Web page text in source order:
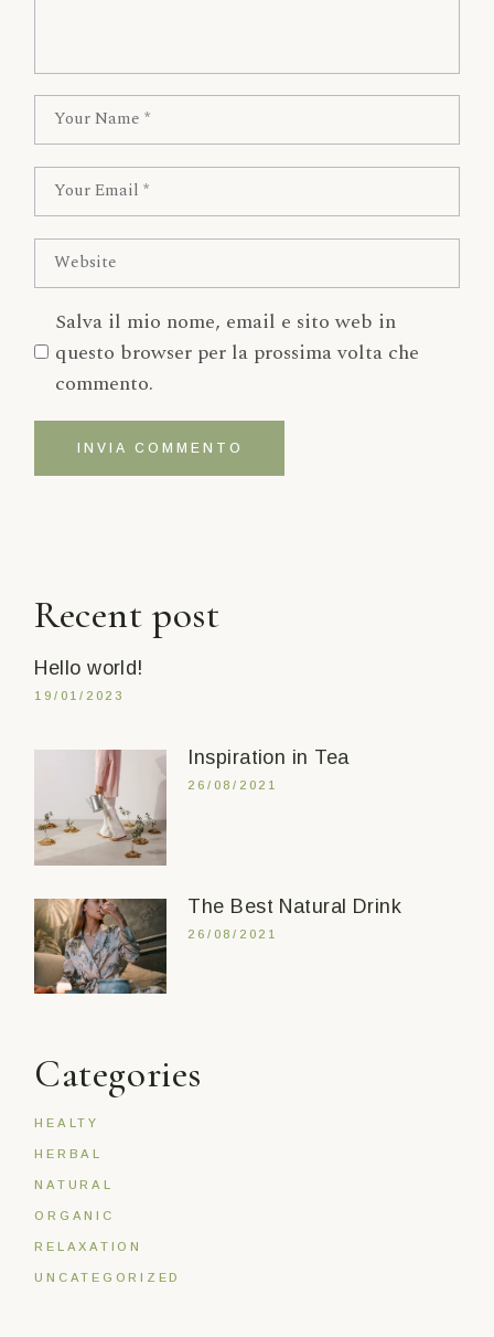
Salva il mio nome, email e sito web in
questo browser per la prossima volta che
commento.
INVIA COMMENTO
Recent post
Hello world!
19/01/2023
Inspiration in Tea
26/08/2021
The Best Natural Drink
26/08/2021
Categories
HEALTY
HERBAL
NATURAL
ORGANIC
RELAXATION
UNCATEGORIZED